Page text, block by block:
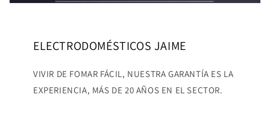
ELECTRODOMÉSTICOS JAIME
VIVIR DE FOMAR FÁCIL, NUESTRA GARANTÍA ES LA
EXPERIENCIA, MÁS DE 20 AÑOS EN EL SECTOR.